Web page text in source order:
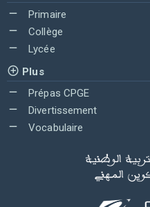
Primaire
Collège
Lycée
Plus
Prépas CPGE
Divertissement
Vocabulaire